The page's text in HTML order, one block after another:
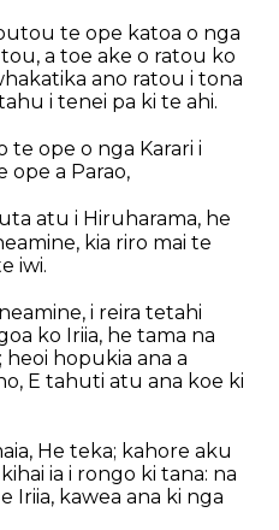
te ope katoa o nga
a toe ake o ratou ko
ano ratou i tona
i tenei pa ki te ahi.
te ope o nga Karari i
ope a Parao,
atu i Hiruharama, he
kia riro mai te
iwi.
i reira tetahi
ko Iriia, he tama na
heoi hopukia ana a
E tahuti atu ana koe ki
He teka; kahore aku
ia i rongo ki tana: na
Iriia, kawea ana ki nga